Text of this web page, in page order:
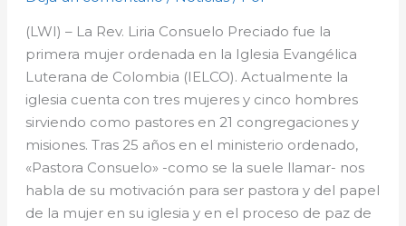
(LWI) – La Rev. Liria Consuelo Preciado fue la
primera mujer ordenada en la Iglesia Evangélica
Luterana de Colombia (IELCO). Actualmente la
iglesia cuenta con tres mujeres y cinco hombres
sirviendo como pastores en 21 congregaciones y
misiones. Tras 25 años en el ministerio ordenado,
«Pastora Consuelo» -como se la suele llamar- nos
habla de su motivación para ser pastora y del papel
de la mujer en su iglesia y en el proceso de paz de